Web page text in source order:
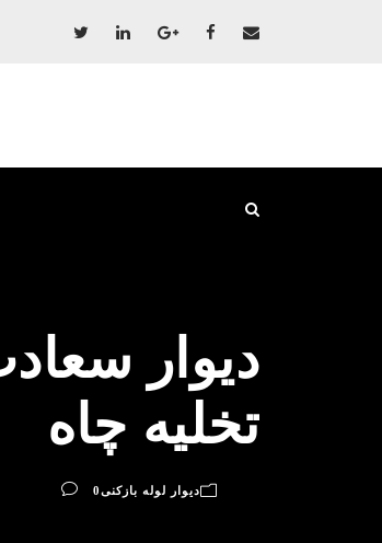
دیوار
تخلیه چاه
دیوار لوله بازکنی0